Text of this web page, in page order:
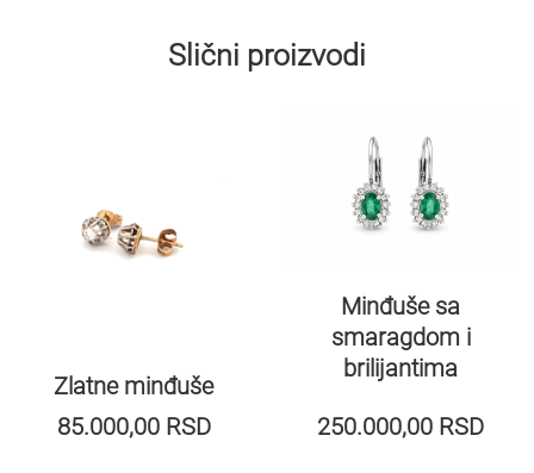
Slični proizvodi
Zlatne minđuše
85.000,00 RSD
Minđuše sa
smaragdom i
brilijantima
250.000,00 RSD